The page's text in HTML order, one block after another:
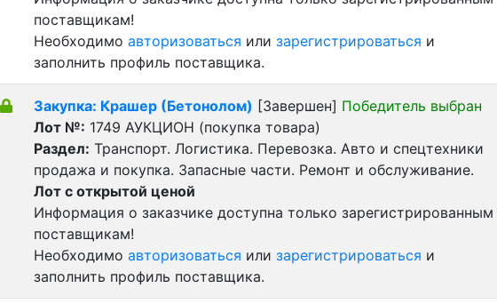
поставщикам!
Необходимо авторизоваться или зарегистрироваться и
заполнить профиль поставщика.
Закупка: Крашер (Бетонолом) [Завершен] Победитель выбран
Лот №: 1749 АУКЦИОН (покупка товара)
Раздел: Транспорт. Логистика. Перевозка. Авто и спецтехники
продажа и покупка. Запасные части. Ремонт и обслуживание.
Лот с открытой ценой
Информация о заказчике доступна только зарегистрированным
поставщикам!
Необходимо авторизоваться или зарегистрироваться и
заполнить профиль поставщика.